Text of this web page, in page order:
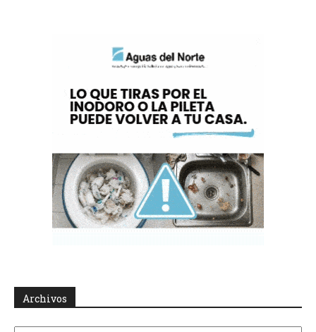
Archivos
Archivos